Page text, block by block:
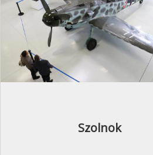
Szolnok